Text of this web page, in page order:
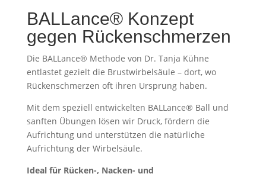
BALLance® Konzept
gegen Rückenschmerzen
Die BALLance® Methode von Dr. Tanja Kühne
entlastet gezielt die Brustwirbelsäule – dort, wo
Rückenschmerzen oft ihren Ursprung haben.
Mit dem speziell entwickelten BALLance® Ball und
sanften Übungen lösen wir Druck, fördern die
Aufrichtung und unterstützen die natürliche
Aufrichtung der Wirbelsäule.
Ideal für Rücken-, Nacken- und